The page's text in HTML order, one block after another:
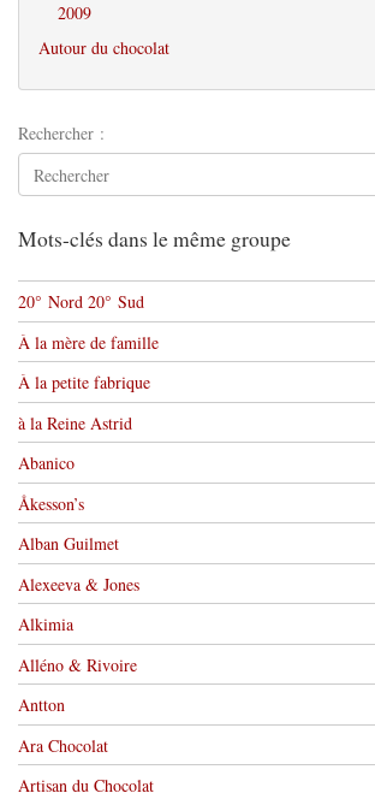
2009
Autour du chocolat
Rechercher :
Mots-clés dans le même groupe
20° Nord 20° Sud
À la mère de famille
À la petite fabrique
à la Reine Astrid
Abanico
Åkesson’s
Alban Guilmet
Alexeeva & Jones
Alkimia
Alléno & Rivoire
Antton
Ara Chocolat
Artisan du Chocolat